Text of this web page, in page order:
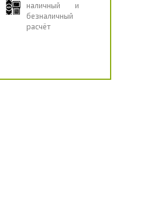
наличный и
безналичный
расчёт